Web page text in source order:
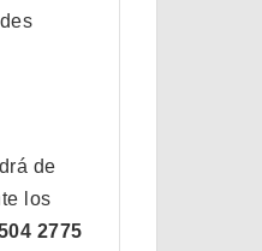
de
los
2775